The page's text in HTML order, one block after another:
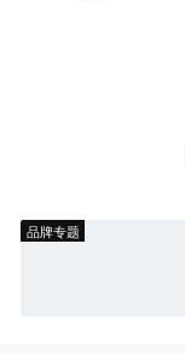
品牌专题